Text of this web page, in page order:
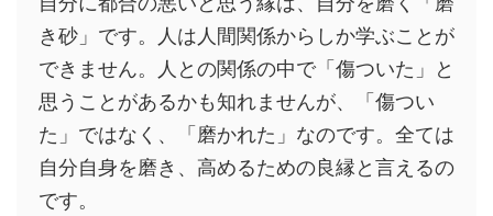
き砂」です。人は人間関係からしか学ぶことが
できません。人との関係の中で「傷ついた」と
思うことがあるかも知れませんが、「傷つい
た」ではなく、「磨かれた」なのです。全ては
自分自身を磨き、高めるための良縁と言えるの
です。